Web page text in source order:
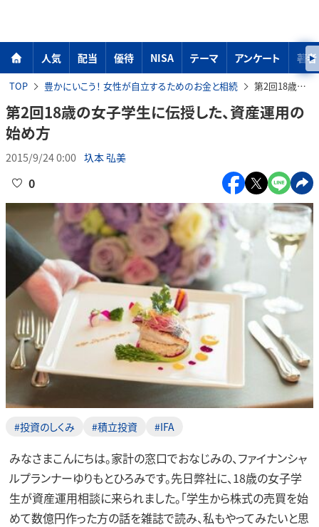
人気 配当 優待 NISA テーマ アンケート 著者
TOP 豊かにいこう！ 女性が自立するためのお金と相続 第2回18歳の女子学生に伝授した、資産運用の始め方
第2回18歳の女子学生に伝授した、資産運用の
始め方
2015/9/24 0:00 圦本 弘美
0
#投資のしくみ #積立投資 #IFA
みなさまこんにちは。家計の窓口でおなじみの、ファイナンシャ
ルプランナーゆりもとひろみです。先日弊社に、18歳の女子学
生が資産運用相談に来られました。「学生から株式の売買を始
めて数億円作った方の話を雑誌で読み、私もやってみたいと思